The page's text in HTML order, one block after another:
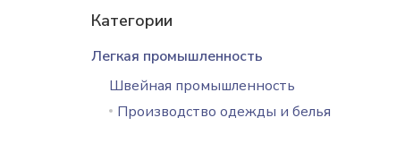
Категории
Легкая промышленность
Швейная промышленность
Производство одежды и белья